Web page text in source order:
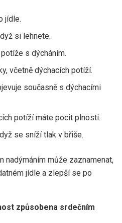
jídle.
si lehnete.
s dýcháním.
včetně dýchacích potíží.
současně s dýchacími
potíží máte pocit plnosti.
se sníží tlak v břiše.
nadýmáním může zaznamenat,
jídle a zlepší se po
způsobena srdečním